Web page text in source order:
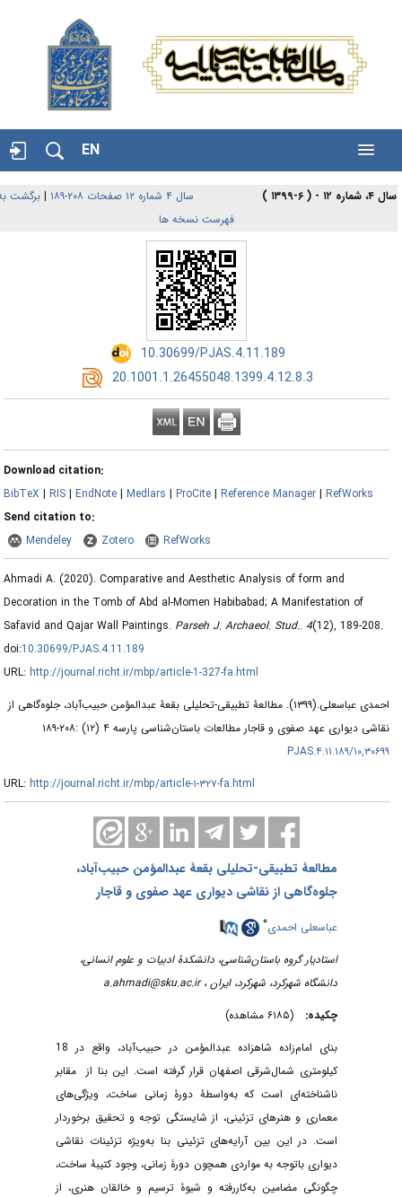
EN
۱۲ - ( ۶-۱۳۹۹ ) سال ۴ شماره ۱۲ صفحات ۲۰۸-۱۸۹ | برگشت به
فهرست نسخه ها
‎ 10.30699/PJAS.4.11.189
‎ 20.1001.1.26455048.1399.4.12.8.3
Download citation:
BibTeX |RIS |EndNote |Medlars |ProCite |Reference Manager |RefWorks
Send citation to:
Mendeley
Zotero RefWorks
Ahmadi A.(2020).Comparative and Aesthetic Analysis of form and
Decoration in the Tomb of Abd al-Momen Habibabad; A Manifestation of
Safavid and Qajar Wall Paintings.Parseh J. Archaeol. Stud..4(12), 189-208.
doi:10.30699/PJAS.4.11.189
URL:http://journal.richt.ir/mbp/article-1-327-fa.html
احمدی عباسعلی.(۱۳۹۹).
مطالعۀ تطبیقی-تحلیلی بقعۀ عبدالمؤمن حبیب‌آباد، جلوه‌گاهی از
نقاشی دیواری عهد صفوی و قاجار مطالعات باستان‌شناسی پارسه ۴ (۱۲) :۲۰۸-۱۸۹
۱۰,۳۰۶۹۹/PJAS.۴.۱۱.۱۸۹
URL:http://journal.richt.ir/mbp/article-۱-۳۲۷-fa.html
مطالعۀ تطبیقی-تحلیلی بقعۀ عبدالمؤمن حبیب‌آباد،
جلوه‌گاهی از نقاشی دیواری عهد صفوی و قاجار
عباسعلی احمدی
استادیار گروه باستان‌شناسی، دانشکدۀ ادبیات و علوم انسانی،
دانشگاه شهرکرد، شهرکرد، ایران ،a.ahmadi@sku.ac.ir
چکیده:
بنای امام‌زاده شاهزاده عبدالمؤمن در حبیب‌آباد، واقع در 18
کیلومتری شمال‌شرقی اصفهان قرار گرفته است. این بنا از ‌ مقابر
ناشناخته‌ای است که به‌واسطۀ دورۀ زمانی ساخت، ویژگی‌های
معماری و هنرهای تزئینی، از شایستگی توجه و تحقیق برخوردار
است. در این بین آرایه‌های تزئینی بنا به‌ویژه تزئینات نقاشی
دیواری باتوجه به مواردی همچون دورۀ زمانی، وجود کتیبۀ ساخت،
چگونگی مضامین به‌کار‌رفته و شیوۀ ترسیم و خالقان هنری، از